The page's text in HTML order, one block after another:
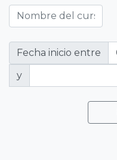
Fecha inicio entre
y